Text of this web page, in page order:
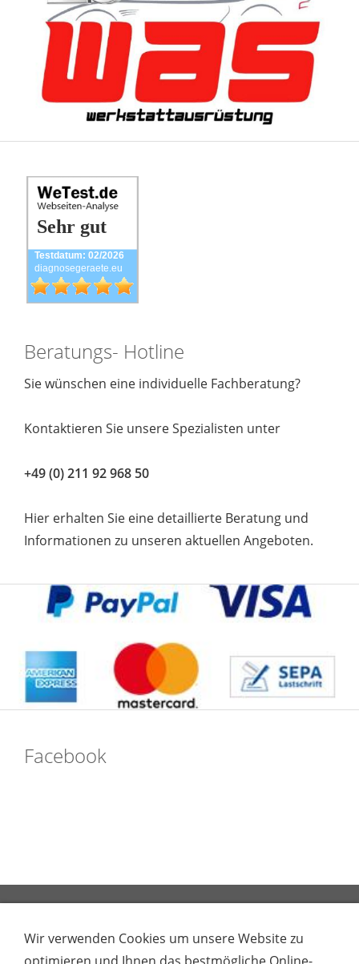
Sehr gut
Testdatum: 02/2026
diagnosegeraete.eu
Beratungs- Hotline
Sie wünschen eine individuelle Fachberatung?
Kontaktieren Sie unsere Spezialisten unter
+49 (0) 211 92 968 50
Hier erhalten Sie eine detaillierte Beratung und
Informationen zu unseren aktuellen Angeboten.
Facebook
Datenschutz gem. EU Datenschutz-
Grundverordnung
Datenschutz & Cookies
Wir verwenden Cookies um unsere Website zu